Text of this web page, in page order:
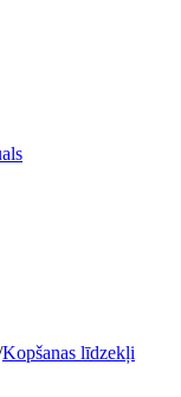
Kopšanas līdzekļi